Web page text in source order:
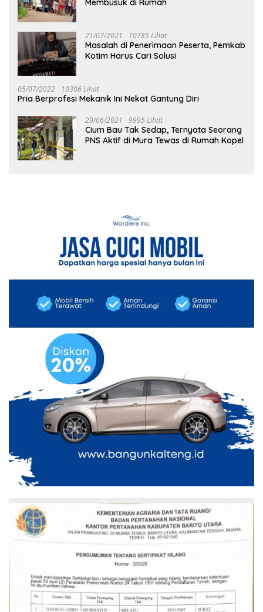
Membusuk di Rumah
21/07/2021 10785 Lihat
Masalah di Penerimaan Peserta, Pemkab
Kotim Harus Cari Solusi
05/07/2022 10306 Lihat
Pria Berprofesi Mekanik Ini Nekat Gantung Diri
29/06/2021 9995 Lihat
Cium Bau Tak Sedap, Ternyata Seorang
PNS Aktif di Mura Tewas di Rumah Kopel